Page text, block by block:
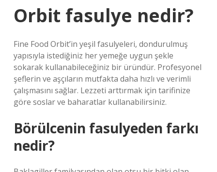
Orbit fasulye nedir?
Fine Food Orbit’in yeşil fasulyeleri, dondurulmuş
yapısıyla istediğiniz her yemeğe uygun şekle
sokarak kullanabileceğiniz bir üründür. Profesyonel
şeflerin ve aşçıların mutfakta daha hızlı ve verimli
çalışmasını sağlar. Lezzeti arttırmak için tarifinize
göre soslar ve baharatlar kullanabilirsiniz.
Börülcenin fasulyeden farkı
nedir?